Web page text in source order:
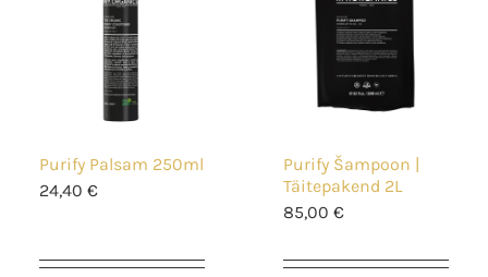
Purify Palsam 250ml
24,40 €
Purify Šampoon |
Täitepakend 2L
85,00 €